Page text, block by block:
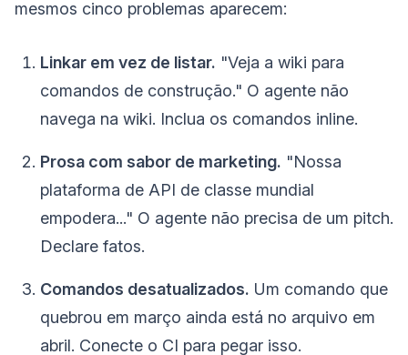
mesmos cinco problemas aparecem:
Linkar em vez de listar. "Veja a wiki para
comandos de construção." O agente não
navega na wiki. Inclua os comandos inline.
Prosa com sabor de marketing. "Nossa
plataforma de API de classe mundial
empodera..." O agente não precisa de um pitch.
Declare fatos.
Comandos desatualizados. Um comando que
quebrou em março ainda está no arquivo em
abril. Conecte o CI para pegar isso.